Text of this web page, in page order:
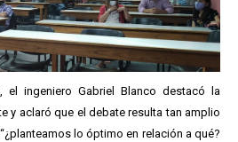
el ingeniero Gabriel Blanco destacó la
y aclaró que el debate resulta tan amplio
lo óptimo en relación a qué?